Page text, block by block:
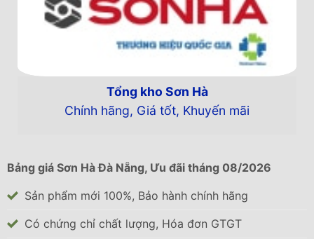
đôi tuổi thọ của bồn so với các sản phẩm
thông thường.
Loại chân đế mới có kích thước to hơn làm
bằng inox siêu bền bản V3 giúp tăng đáng
kể độ vững chãi cho sản phẩm bất chấp gió
mưa, bão,.
Thương hiệu: Sơn Hà
Chất liệu: Inox SUS304
Dung tích (L): 4000
Tổng kho Sơn Hà
Chính hãng, Giá tốt, Khuyến mãi
Bảng giá Sơn Hà Đà Nẵng, Ưu đãi tháng 08/2026
Sản phẩm mới 100%, Bảo hành chính hãng
Có chứng chỉ chất lượng, Hóa đơn GTGT